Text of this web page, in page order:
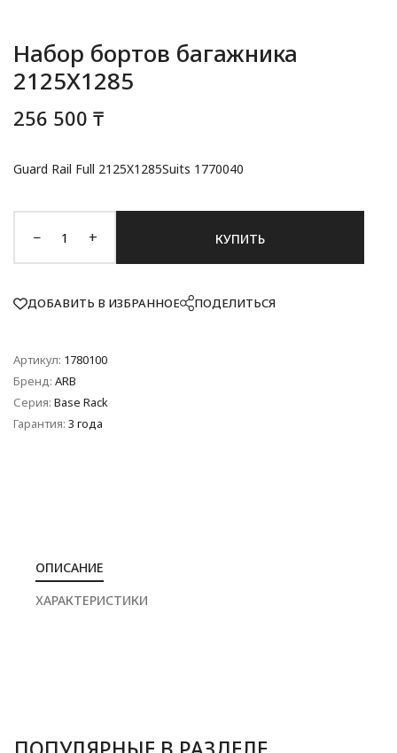
Набор бортов багажника
2125X1285
256 500 ₸
Guard Rail Full 2125X1285Suits 1770040
− + КУПИТЬ
ДОБАВИТЬ В ИЗБРАННОЕ ПОДЕЛИТЬСЯ
Артикул: 1780100
Бренд: ARB
Серия: Base Rack
Гарантия: 3 года
ОПИСАНИЕ
ХАРАКТЕРИСТИКИ